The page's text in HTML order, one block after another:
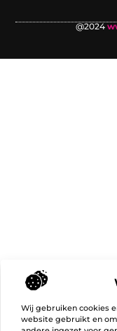
Wij gebruiken cookies
website gebruikt en
@2024